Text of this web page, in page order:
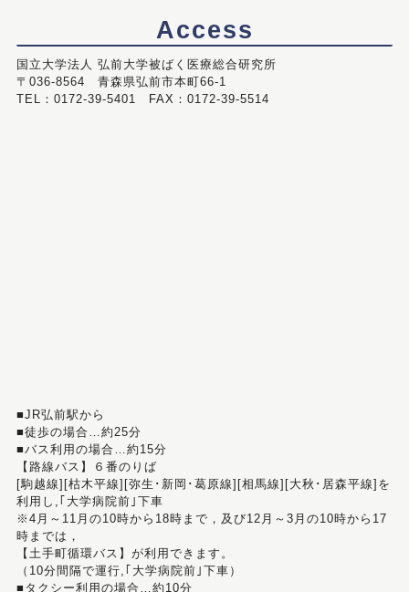
Access
国立大学法人 弘前大学被ばく医療総合研究所
〒036-8564 青森県弘前市本町66-1
TEL：0172-39-5401 FAX：0172-39-5514
■JR弘前駅から
■徒歩の場合…約25分
■バス利用の場合…約15分
【路線バス】６番のりば
[駒越線][枯木平線][弥生･新岡･葛原線][相馬線][大秋･居森平線]を
利用し,｢大学病院前｣下車
※4月～11月の10時から18時まで，及び12月～3月の10時から17
時までは，
【土手町循環バス】が利用できます。
（10分間隔で運行,｢大学病院前｣下車）
■タクシー利用の場合…約10分